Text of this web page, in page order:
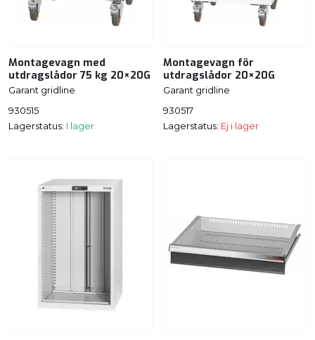
Montagevagn med
utdragslådor 75 kg 20×20G
Garant gridline
930515
Lagerstatus: I lager
Montagevagn för
utdragslådor 20×20G
Garant gridline
930517
Lagerstatus: Ej i lager